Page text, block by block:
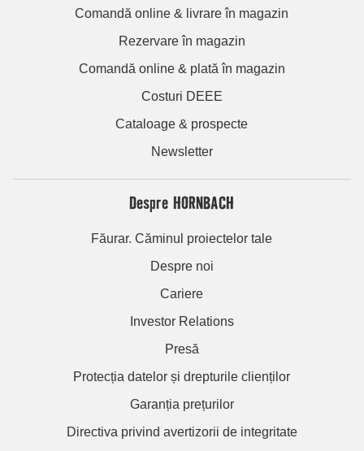
Comandă online & livrare în magazin
Rezervare în magazin
Comandă online & plată în magazin
Costuri DEEE
Cataloage & prospecte
Newsletter
Despre HORNBACH
Făurar. Căminul proiectelor tale
Despre noi
Cariere
Investor Relations
Presă
Protecția datelor și drepturile clienților
Garanția prețurilor
Directiva privind avertizorii de integritate